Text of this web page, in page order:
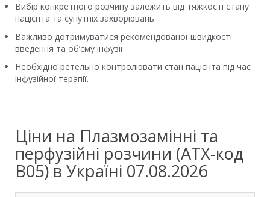
Вибір конкретного розчину залежить від тяжкості стану
пацієнта та супутніх захворювань.
Важливо дотримуватися рекомендованої швидкості
введення та об’єму інфузії.
Необхідно ретельно контролювати стан пацієнта під час
інфузійної терапії.
Ціни на Плазмозамінні та
перфузійні розчини (ATX-код
B05) в Україні 07.08.2026